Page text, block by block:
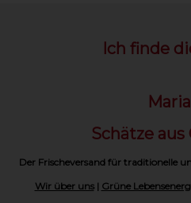
Ich finde
Schätze aus
Der Frischeversand für traditionelle
Wir über uns| Grüne